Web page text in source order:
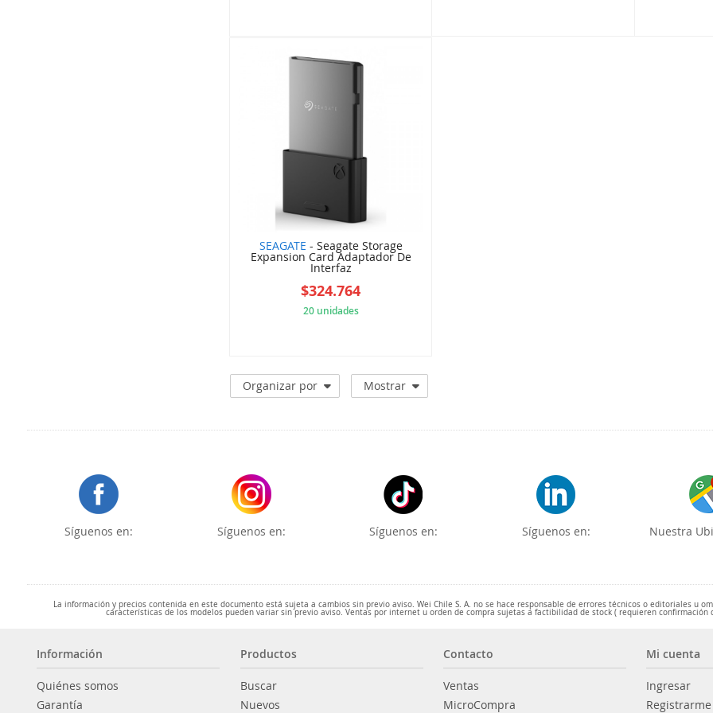
SEAGATE - Seagate Storage
Expansion Card Adaptador De
Interfaz
$324.764
20 unidades
Organizar por Mostrar
Síguenos en: Síguenos en: Síguenos en: Síguenos en: Nuestra
La información y precios contenida en este documento está sujeta a cambios sin previo aviso. Wei Chile S. A. no se hace responsable de errores técnicos o editoriales u
características de los modelos pueden variar sin previo aviso. Ventas por internet u orden de compra sujetas a factibilidad de stock ( requieren
Información
Quiénes somos
Garantía
Productos
Buscar
Nuevos
Contacto
Ventas
MicroCompra
Mi cuenta
Ingresar
Registrarme